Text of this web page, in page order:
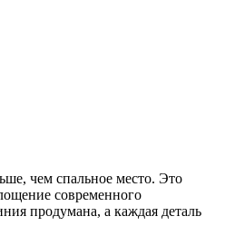
чем спальное место. Это
современного
продумана, а каждая деталь